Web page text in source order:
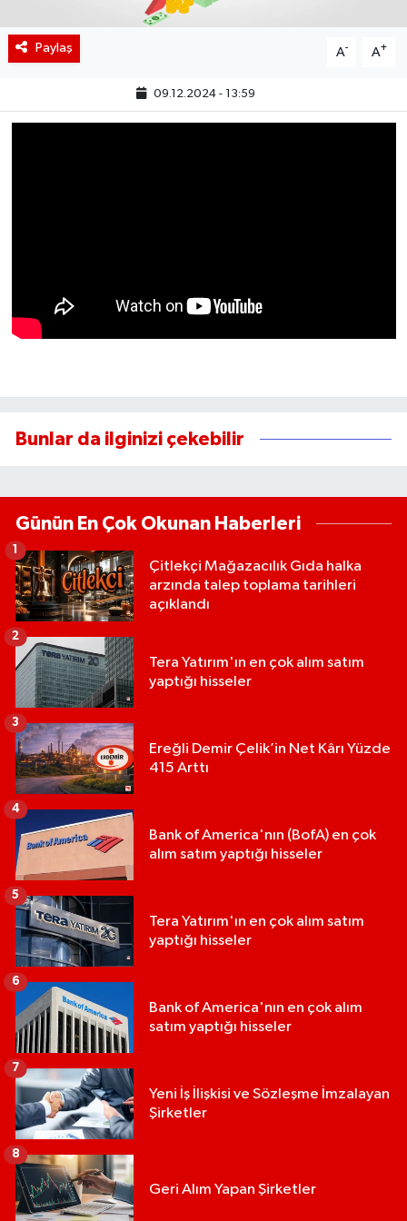
Paylaş A- A+
09.12.2024 - 13:59
Bunlar da ilginizi çekebilir
Günün En Çok Okunan Haberleri
Çitlekçi Mağazacılık Gıda halka
arzında talep toplama tarihleri
açıklandı
1
Tera Yatırım'ın en çok alım satım
yaptığı hisseler
2
Ereğli Demir Çelik’in Net Kârı Yüzde
415 Arttı
3
Bank of America'nın (BofA) en çok
alım satım yaptığı hisseler
4
Tera Yatırım'ın en çok alım satım
yaptığı hisseler
5
Bank of America'nın en çok alım
satım yaptığı hisseler
6
Yeni İş İlişkisi ve Sözleşme İmzalayan
Şirketler
7
Geri Alım Yapan Şirketler
8
BIST 100 Isı Haritası
Ekonomik Takvim
İletişim